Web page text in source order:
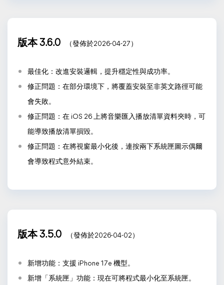
版本 3.6.0 （發佈於2026-04-27）
最佳化：改進安裝邏輯，提升穩定性與成功率。
修正問題：在部分環境下，將覆蓋安裝至非英文路徑可能
會失敗。
修正問題：在 iOS 26 上將音樂匯入播放清單資料夾時，可
能導致播放清單損毀。
修正問題：在將視窗最小化後，連按兩下系統匣圖示偶爾
會導致程式意外結束。
版本 3.5.0 （發佈於2026-04-02）
新增功能：支援 iPhone 17e 機型。
新增「系統匣」功能：現在可將程式最小化至系統匣。